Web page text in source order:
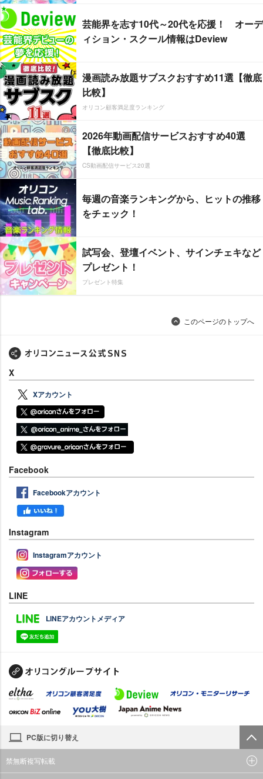
芸能界を志す10代～20代を応援！ オーデ
ィション・スクール情報はDeview
漫画読み放題サブスクおすすめ11選【徹底
比較】
オリコン顧客満足度ランキング
2026年動画配信サービスおすすめ40選
【徹底比較】
CS動画配信サービス20選
毎週の音楽ランキングから、ヒットの推移
をチェック！
試写会、登壇イベント、サインチェキなど
プレゼント！
プレゼント特集
このページのトップへ
X
Xアカウント
Facebook
Facebookアカウント
Instagram
Instagramアカウント
LINE
LINEアカウントメディア
PC版に切り替え
禁無断複写転載